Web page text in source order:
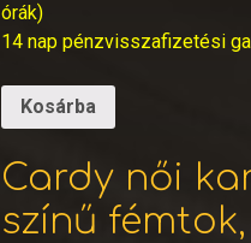
órák)
14 nap pénzvisszafizetési
Kosárba
Cardy női
színű